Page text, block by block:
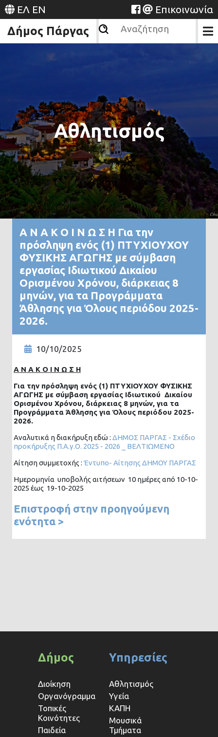
ΕΛ EN Επικοινωνία
Δήμος Πάργας
Αθλητισμός
Α Ν Α Κ Ο Ι Ν Ω Σ Η Για την
πρόσληψη ενός (1) ΠΤΥΧΙΟΥΧΟΥ
ΦΥΣΙΚΗΣ ΑΓΩΓΗΣ με σύμβαση
εργασίας Ιδιωτικού Δικαίου
Ορισμένου Χρόνου, διάρκειας 8
μηνών, για τα Προγράμματα
Άθλησης για Όλους περιόδου 2025-
2026.
10/10/2025
Α Ν Α Κ Ο Ι Ν Ω Σ Η
Για την πρόσληψη ενός (1) ΠΤΥΧΙΟΥΧΟΥ ΦΥΣΙΚΗΣ
ΑΓΩΓΗΣ με σύμβαση εργασίας Ιδιωτικού Δικαίου
Ορισμένου Χρόνου, διάρκειας 8 μηνών, για τα
Προγράμματα Άθλησης για Όλους περιόδου 2025-
2026.
Αναλυτικά η διακήρυξη εδώ : ΔΗΜΟΣ ΠΑΡΓΑΣ - Σχέδιο
προκήρυξης Π.Α.γ.Ο. 2025 - 2026 _ ΒΕΛΤΙΩΜΕΝΟ
Αίτηση συμμετοχής : Έντυπο- Αίτησης ΔΗΜΟΥ ΠΑΡΓΑΣ
Ημερομηνία υποβολής αιτήσεων 10 ημέρες από 10-10-
2025 έως 19-10-2025
Επιστροφή στην προηγούμενη
ενότητα >
Δήμος
Διοίκηση
Οργανόγραμμα
Τοπικές
Κοινότητες
Παιδεία
Υπηρεσίες
Αθλητισμός
Υγεία
ΚΑΠΗ
Μουσικά
Τμήματα